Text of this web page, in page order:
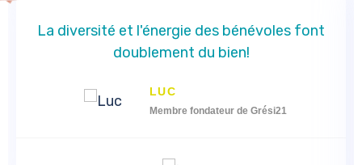
La diversité et l'énergie des bénévoles font
doublement du bien!
LUC
Membre fondateur de Grési21